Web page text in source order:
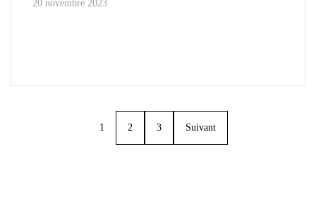
20 novembre 2023
1 2 3 Suivant